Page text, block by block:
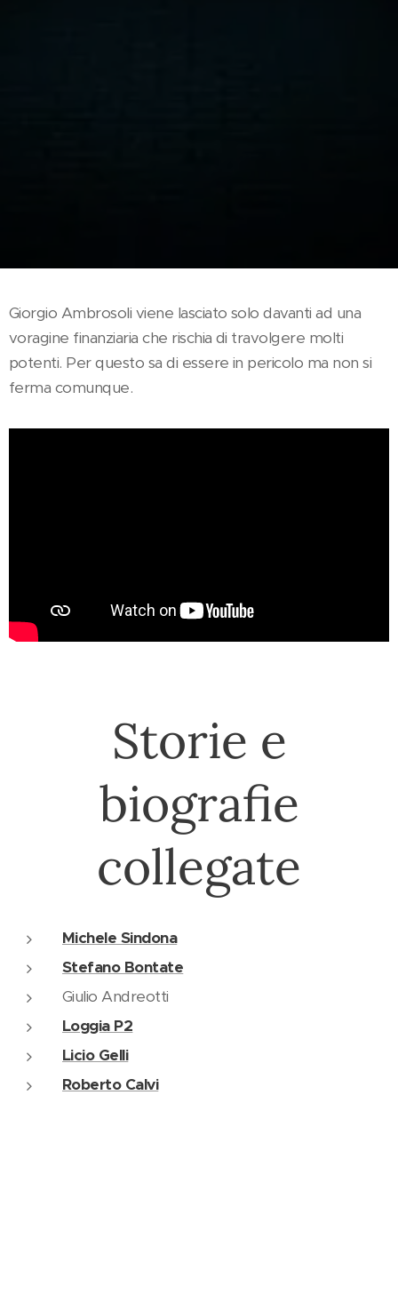
Giorgio Ambrosoli viene lasciato solo davanti ad una
voragine finanziaria che rischia di travolgere molti
potenti. Per questo sa di essere in pericolo ma non si
ferma comunque.
Storie e
biografie
collegate
Michele Sindona
Stefano Bontate
Giulio Andreotti
Loggia P2
Licio Gelli
Roberto Calvi